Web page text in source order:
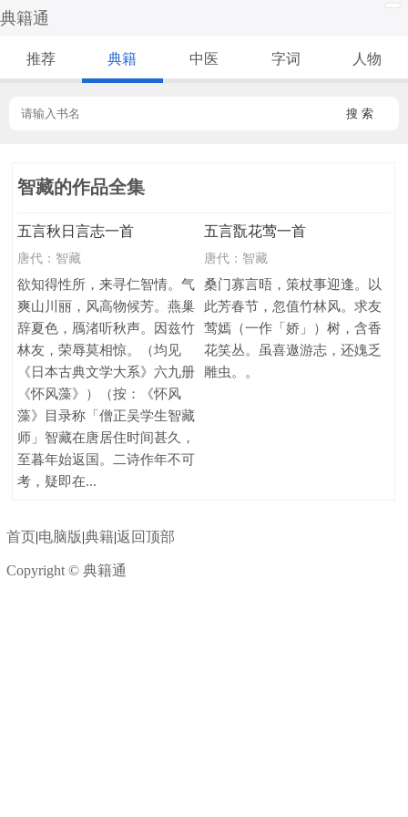
典籍通
推荐 典籍 中医 字词 人物
搜 索
智藏的作品全集
五言秋日言志一首
唐代： 智藏
欲知得性所，来寻仁智情。气
爽山川丽，风高物候芳。燕巢
辞夏色，鴈渚听秋声。因兹竹
林友，荣辱莫相惊。（均见
《日本古典文学大系》六九册
《怀风藻》）（按：《怀风
藻》目录称「僧正吴学生智藏
师」智藏在唐居住时间甚久，
至暮年始返国。二诗作年不可
考，疑即在...
五言翫花莺一首
唐代： 智藏
桑门寡言晤，策杖事迎逢。以
此芳春节，忽值竹林风。求友
莺嫣（一作「娇」）树，含香
花笑丛。虽喜遨游志，还媿乏
雕虫。。
首页|电脑版|典籍|返回顶部
Copyright © 典籍通